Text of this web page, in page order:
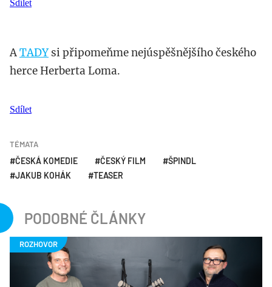
Sdílet
ATADYsi připomeňme nejúspěšnějšího českého
herce Herberta Loma.
Sdílet
TÉMATA
ČESKÁ KOMEDIE ČESKÝ FILM
ŠPINDL
JAKUB KOHÁK
TEASER
PODOBNÉ ČLÁNKY